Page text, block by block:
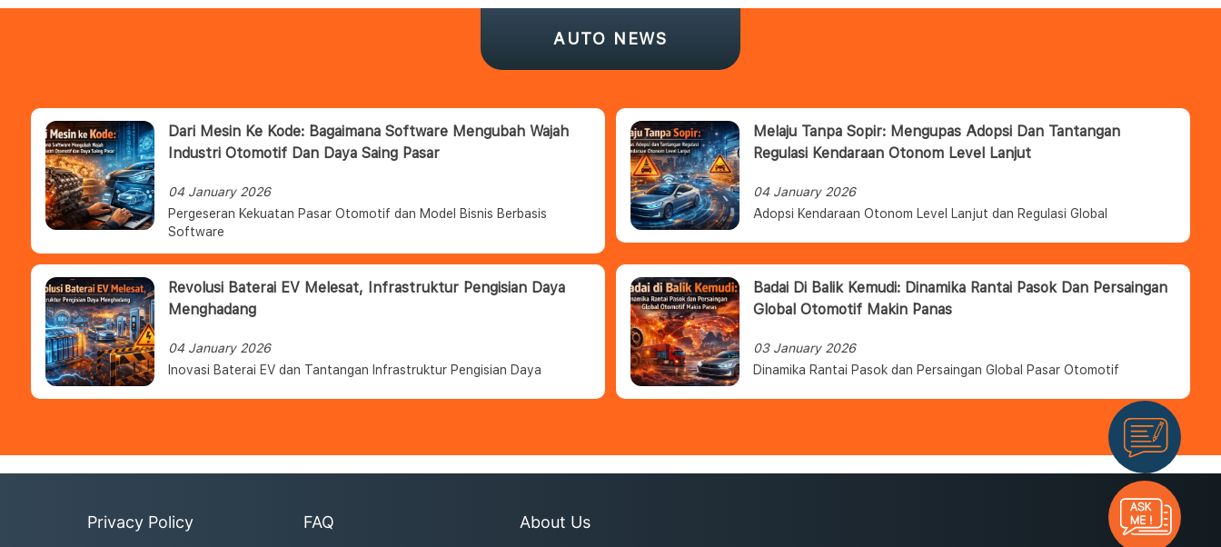
AUTO NEWS
Dari Mesin Ke Kode: Bagaimana Software Mengubah Wajah
Industri Otomotif Dan Daya Saing Pasar
04 January 2026
Pergeseran Kekuatan Pasar Otomotif dan Model Bisnis Berbasis
Software
Melaju Tanpa Sopir: Mengupas Adopsi Dan Tantangan
Regulasi Kendaraan Otonom Level Lanjut
04 January 2026
Adopsi Kendaraan Otonom Level Lanjut dan Regulasi Global
Revolusi Baterai EV Melesat, Infrastruktur Pengisian Daya
Menghadang
04 January 2026
Inovasi Baterai EV dan Tantangan Infrastruktur Pengisian Daya
Badai Di Balik Kemudi: Dinamika Rantai Pasok Dan Persaingan
Global Otomotif Makin Panas
03 January 2026
Dinamika Rantai Pasok dan Persaingan Global Pasar Otomotif
Privacy Policy
FAQ
About Us